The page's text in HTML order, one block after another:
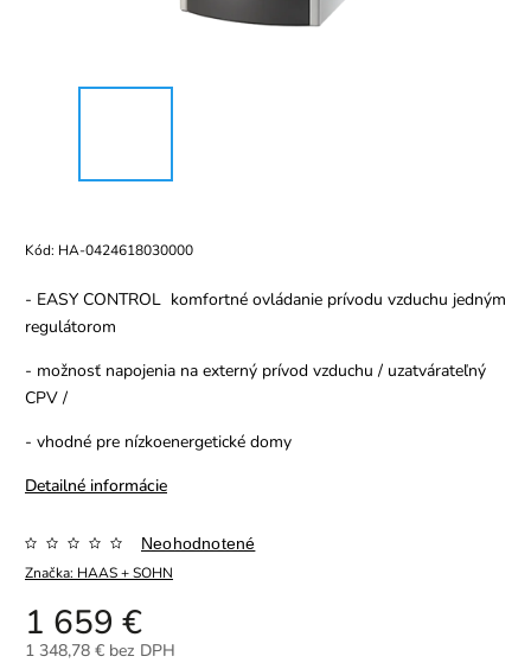
Kód: HA-0424618030000
- EASY CONTROL komfortné ovládanie prívodu vzduchu jedným
regulátorom
- možnosť napojenia na externý prívod vzduchu / uzatvárateľný
CPV /
- vhodné pre nízkoenergetické domy
Detailné informácie
Značka: HAAS + SOHN
Neohodnotené
1 659 €
1 348,78 € bez DPH